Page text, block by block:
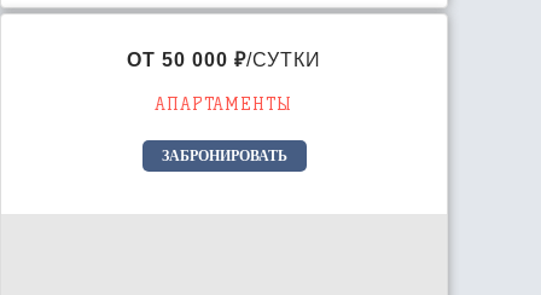
ОТ 50 000 ₽/СУТКИ
АПАРТАМЕНТЫ
ЗАБРОНИРОВАТЬ